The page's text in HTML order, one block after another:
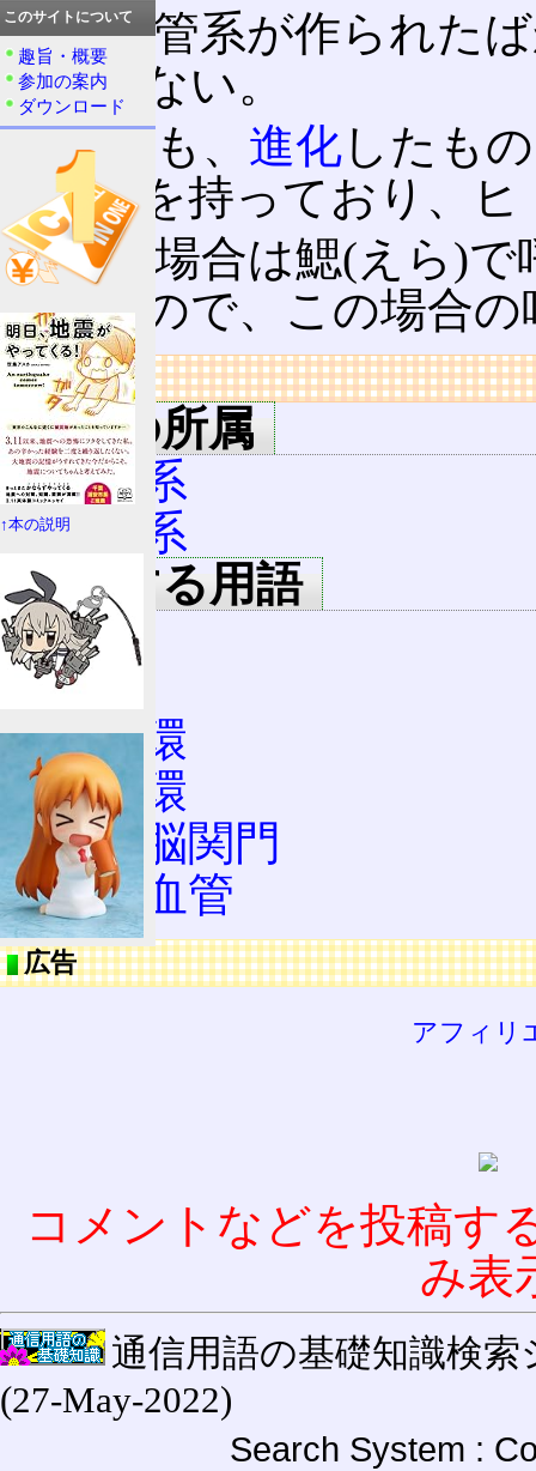
閉鎖血管系が作られた
か持たない。
魚類でも、 進化したも
循環系を持っており、
魚類の場合は鰓(えら)
は肺なので、この場合の
リンク
用語の所属
循環系
血管系
関連する用語
血液
出血
体循環
肺循環
血液脳関門
人工血管
広告
アフィリ
コメントなどを投稿す
み表
通信用語の基礎知識検索
(27-May-2022)
Search System :
このサイトについて
趣旨・概要
参加の案内
ダウンロード
↑本の説明